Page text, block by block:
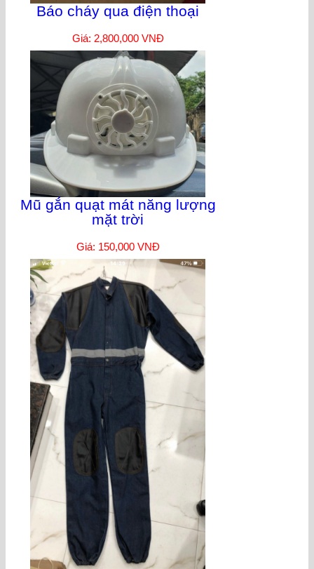
Báo cháy qua điện thoại
Giá: 2,800,000 VNĐ
Mũ gắn quạt mát năng lượng
mặt trời
Giá: 150,000 VNĐ